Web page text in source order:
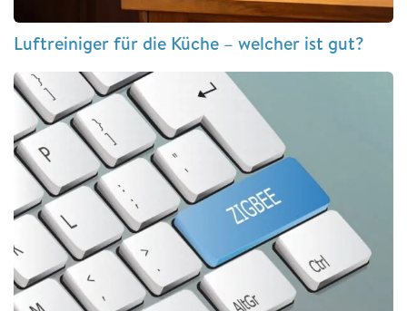
Luftreiniger für die Küche – welcher ist gut?